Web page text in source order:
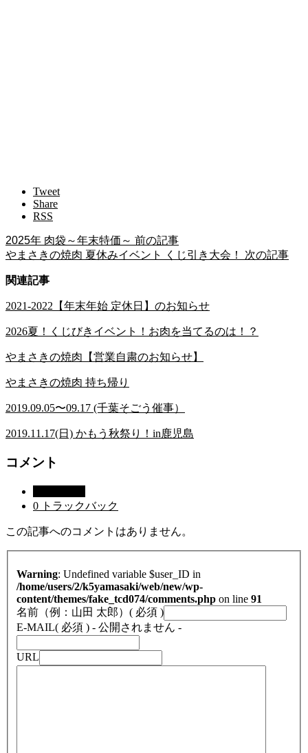
Tweet
Share
RSS
2025年 肉袋～年末特価～ 前の記事
やまさきの焼肉 夏休みイベント くじ引き大会！
次の記事
関連記事
2021-2022【年末年始 定休日】のお知らせ
2026夏！くじびきイベント！お肉を当てるのは！？
やまさきの焼肉【営業自粛のお知らせ】
やまさきの焼肉 持ち帰り
2019.09.05〜09.17 (千葉そごう催事）
2019.11.17(日) かもう秋祭り！in鹿児島
コメント
0 トラックバック
この記事へのコメントはありません。
Warning : Undefined variable $user_ID in
/home/users/2/k5yamasaki/web/new/wp-
content/themes/fake_tcd074/comments.php on line 91
名前（例：山田 太郎） ( 必須 )
E-MAIL( 必須 ) - 公開されません -
URL